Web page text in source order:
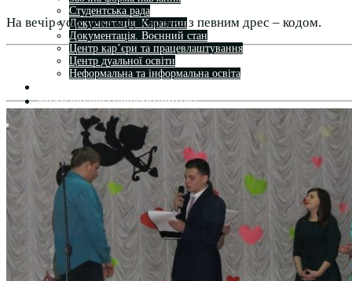
Студентська рада
Документація. Карантин
Документація. Воєнний стан
Центр кар’єри та працевлаштування
Центр дуальної освіти
Неформальна та інформальна освіта
Міжнародне співробітництво
Міжнародне співробітництво для викладачів
Міжнародне співробітництво для студентів
Угоди та договори
Вісник
Контакти
Публічність
Кваліфікаційний центр МФК
Нормативно-правова база
Форма заяви здобувача
Перелік професій
Професійні стандарти
Майстри сервісних центрів
Про формальну, неформальну та інформальну освіту
На вечір усіх чекала дискотека з певним дрес – кодом.